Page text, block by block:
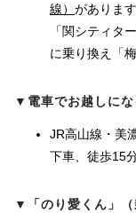
線） があります
「関シティタ
に乗り換え「
▼ 電車でお越しにな
JR高山線・美
下車、徒歩15
▼「のり愛くん」（